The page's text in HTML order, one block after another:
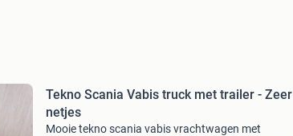
Tekno Scania Vabis truck met trailer - Zeer
netjes
Mooie tekno scania vabis vrachtwagen met